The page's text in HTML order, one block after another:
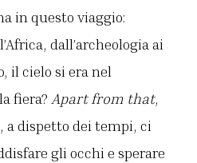
in questo viaggio:
dall’archeologia ai
il cielo si era nel
fiera? Apart from that,
a dispetto dei tempi, ci
gli occhi e sperare